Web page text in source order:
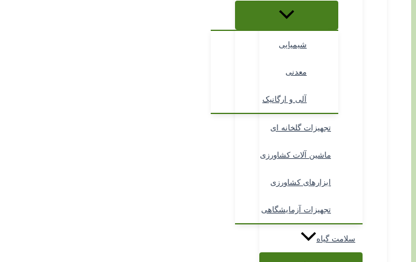
شیمیایی
معدنی
آلی و ارگانیک
تجهیزات گلخانه ای
ماشین آلات کشاورزی
ابزارهای کشاورزی
تجهیزات آزمایشگاهی
سلامت گیاه